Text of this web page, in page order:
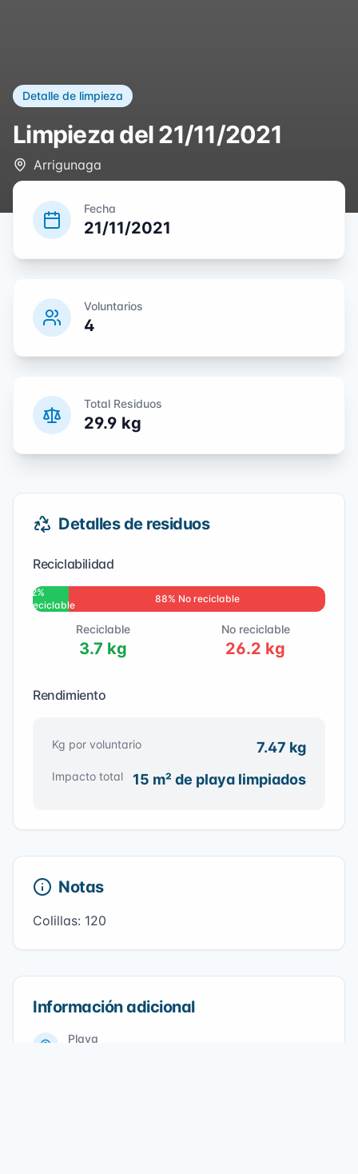
Detalle de limpieza
Limpieza del21/11/2021
Arrigunaga
Fecha
21/11/2021
Voluntarios
4
Total Residuos
29.9 kg
Detalles de residuos
Reciclabilidad
12%
Reciclable
88% No reciclable
Reciclable
3.7 kg
No reciclable
26.2 kg
Rendimiento
Kg por voluntario 7.47 kg
Impacto total 15 m² de playa limpiados
Notas
Colillas: 120
Información adicional
Playa